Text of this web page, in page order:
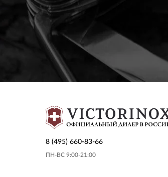
8 (495) 660-83-66
ПН-ВС 9:00-21:00